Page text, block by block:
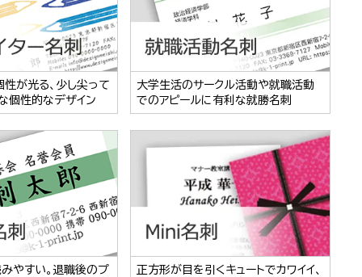
性が光る、少し尖って
個性的なデザイン
大学生活のサークル活動や就職活動
でのアピールに有利な就勝名刺
やすい。退職後のプ
正方形が目を引くキュートでカワイイ、